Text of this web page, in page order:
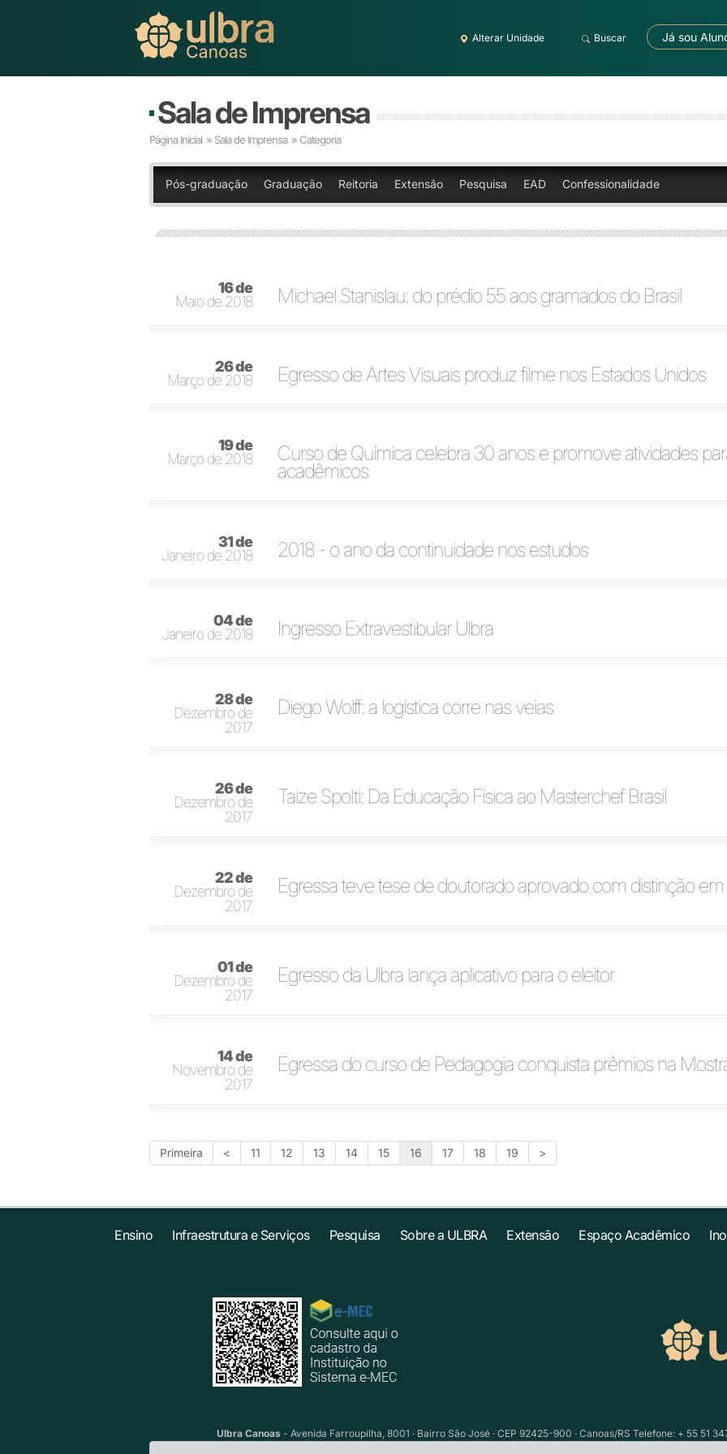
Alterar Unidade Buscar Já sou
Sala de Imprensa
Página Inicial » Sala de Imprensa » Categoria
Pós-graduação Graduação Reitoria Extensão Pesquisa EAD Confessionalidade
16 de
Maio de 2018
Michael Stanislau: do prédio 55 aos gramados do Brasil
26 de
Março de 2018
Egresso de Artes Visuais produz filme nos Estados Unidos
19 de
Março de 2018
Curso de Química celebra 30 anos e promove atividades
acadêmicos
31 de
Janeiro de 2018
2018 - o ano da continuidade nos estudos
04 de
Janeiro de 2018
Ingresso Extravestibular Ulbra
28 de
Dezembro de
2017
Diego Wolff: a logística corre nas veias
26 de
Dezembro de
2017
Taize Spolti: Da Educação Física ao Masterchef Brasil
22 de
Dezembro de
2017
Egressa teve tese de doutorado aprovado com distinção
01 de
Dezembro de
2017
Egresso da Ulbra lança aplicativo para o eleitor
14 de
Novembro de
2017
Egressa do curso de Pedagogia conquista prêmios na
Primeira < 11 12 13 14 15 16 17 18 19 >
Ensino Infraestrutura e Serviços Pesquisa Sobre a ULBRA Extensão Espaço Acadêmico
Ulbra Canoas- Avenida Farroupilha, 8001 · Bairro São José · CEP 92425-900 · Canoas/RS Telefone: + 55 51